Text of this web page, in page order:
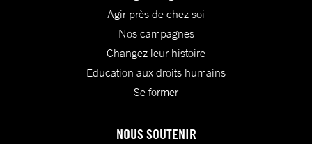
Agir près de chez soi
Nos campagnes
Changez leur histoire
Education aux droits humains
Se former
NOUS SOUTENIR